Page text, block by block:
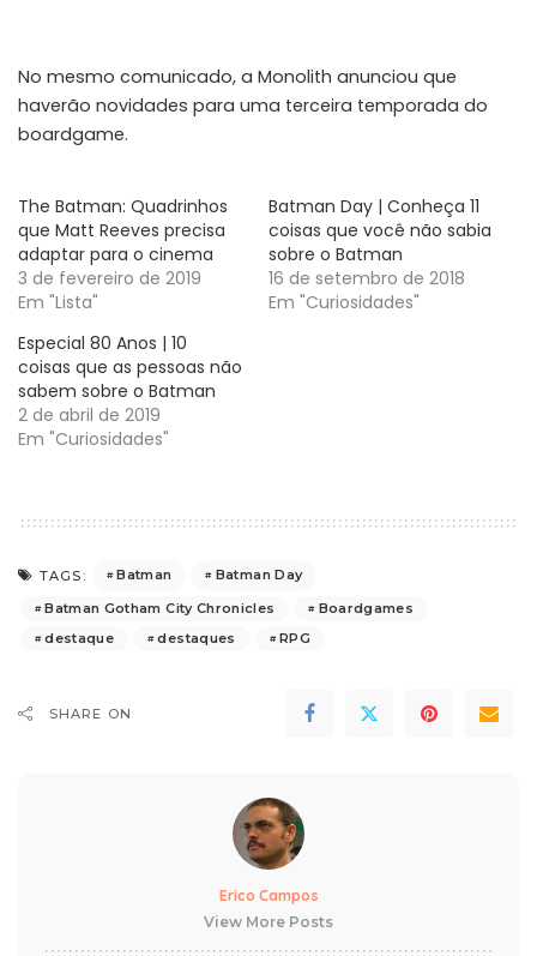
No mesmo comunicado, a Monolith anunciou que
haverão novidades para uma terceira temporada do
boardgame.
The Batman: Quadrinhos
que Matt Reeves precisa
adaptar para o cinema
3 de fevereiro de 2019
Em "Lista"
Batman Day | Conheça 11
coisas que você não sabia
sobre o Batman
16 de setembro de 2018
Em "Curiosidades"
Especial 80 Anos | 10
coisas que as pessoas não
sabem sobre o Batman
2 de abril de 2019
Em "Curiosidades"
TAGS: Batman
Batman Day
Batman Gotham City Chronicles
Boardgames
destaque
destaques RPG
SHARE ON
Erico Campos
View More Posts